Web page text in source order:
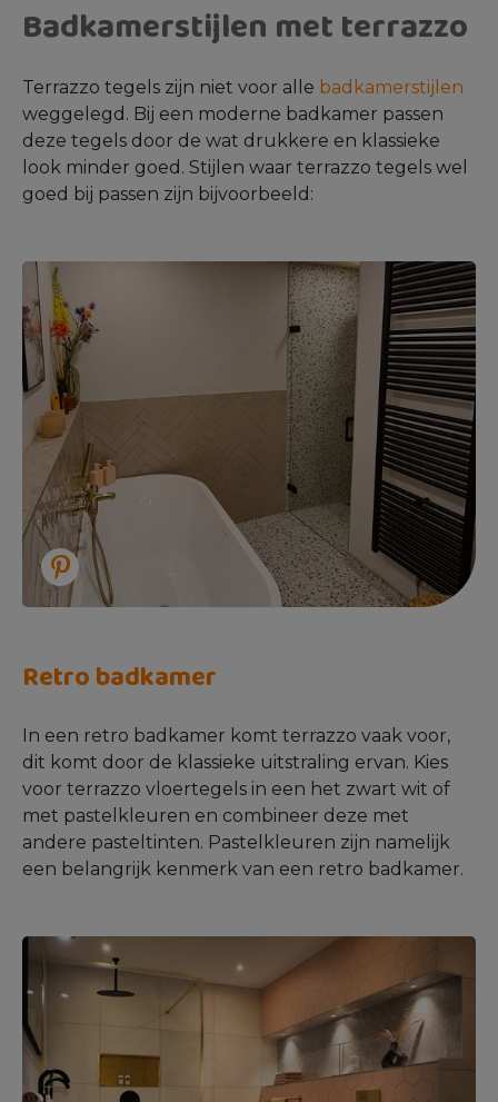
Badkamerstijlen met terrazzo
Terrazzo tegels zijn niet voor alle badkamerstijlen
weggelegd. Bij een moderne badkamer passen
deze tegels door de wat drukkere en klassieke
look minder goed. Stijlen waar terrazzo tegels wel
goed bij passen zijn bijvoorbeeld:
Retro badkamer
In een retro badkamer komt terrazzo vaak voor,
dit komt door de klassieke uitstraling ervan. Kies
voor terrazzo vloertegels in een het zwart wit of
met pastelkleuren en combineer deze met
andere pasteltinten. Pastelkleuren zijn namelijk
een belangrijk kenmerk van een retro badkamer.